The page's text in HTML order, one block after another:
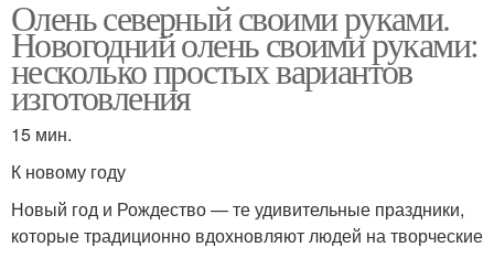
Олень северный своими руками.
Новогодний олень своими руками:
несколько простых вариантов
изготовления
15 мин.
К новому году
Новый год и Рождество — те удивительные праздники,
которые традиционно вдохновляют людей на творческие